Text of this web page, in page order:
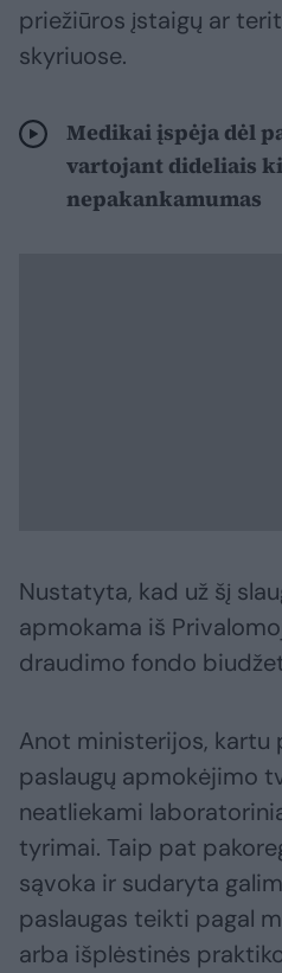
priežiūros įstaigų ar
skyriuose.
Medikai įspėja dėl
vartojant dideliais
nepakankamumas
Nustatyta, kad už šį
apmokama iš
draudimo fondo
Anot ministerijos, kartu
paslaugų apmokėjimo
neatliekami
tyrimai. Taip pat
sąvoka ir sudaryta
paslaugas teikti pagal
arba išplėstinės